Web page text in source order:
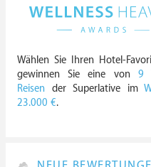
Wählen Sie Ihren Hotel-
gewinnen Sie eine von 9
Reisen der Superlative im
23.000 €.